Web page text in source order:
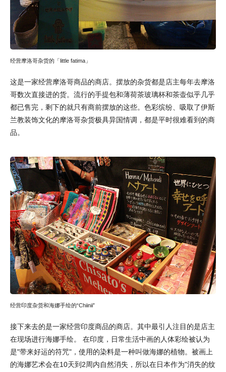
经营摩洛哥杂货的「little fatima」
这是一家经营摩洛哥商品的商店。摆放的杂货都是店主每年去摩洛
哥数次直接进的货。流行的手提包和薄荷茶玻璃杯和茶壶似乎几乎
都已售完，剩下的就只有商前摆放的这些。色彩缤纷、吸取了伊斯
兰教装饰文化的摩洛哥杂货极具异国情调，都是平时很难看到的商
品。
经营印度杂货和海娜手绘的“Chiinii”
接下来去的是一家经营印度商品的商店。其中最引人注目的是店主
在现场进行海娜手绘。 在印度，日常生活中画的人体彩绘被认为
是"带来好运的符咒"，使用的染料是一种叫做海娜的植物。被画上
的海娜艺术会在10天到2周内自然消失，所以在日本作为"消失的纹